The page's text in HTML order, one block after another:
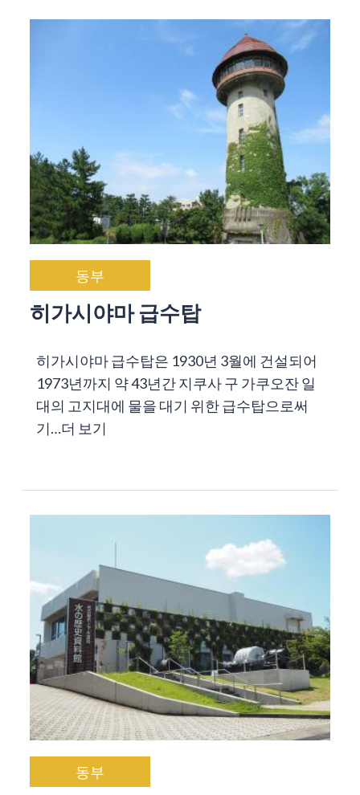
동부
히가시야마 급수탑
히가시야마 급수탑은 1930년 3월에 건설되어
1973년까지 약 43년간 지쿠사 구 가쿠오잔 일
대의 고지대에 물을 대기 위한 급수탑으로써
기…더 보기
동부